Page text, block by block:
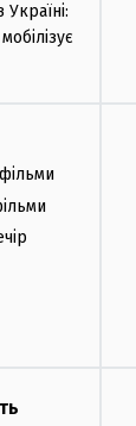
Україні: